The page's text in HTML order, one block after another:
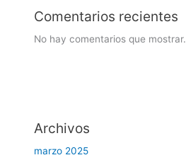
Comentarios recientes
No hay comentarios que mostrar.
Archivos
marzo 2025